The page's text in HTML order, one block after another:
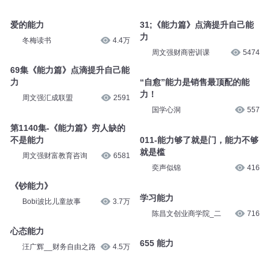
爱的能力
冬梅读书 4.4万
69集《能力篇》点滴提升自己能
力
周文强汇成联盟 2591
第1140集-《能力篇》穷人缺的
不是能力
周文强财富教育咨询 6581
《钞能力》
Bobi波比儿童故事 3.7万
心态能力
汪广辉__财务自由之路 4.5万
31;《能力篇》点滴提升自己能
力
周文强财商密训课 5474
“自愈”能力是销售最顶配的能
力！
国学心洞 557
011-能力够了就是门，能力不够
就是槛
奕声似锦 416
学习能力
陈昌文创业商学院_二 716
655 能力